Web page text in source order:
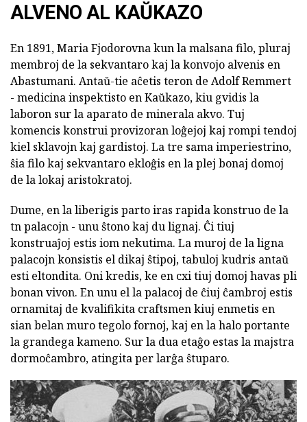
ALVENO AL KAŬKAZO
En 1891, Maria Fjodorovna kun la malsana filo, pluraj
membroj de la sekvantaro kaj la konvojo alvenis en
Abastumani. Antaŭ-tie aĉetis teron de Adolf Remmert
- medicina inspektisto en Kaŭkazo, kiu gvidis la
laboron sur la aparato de minerala akvo. Tuj
komencis konstrui provizoran loĝejoj kaj rompi tendoj
kiel sklavojn kaj gardistoj. La tre sama imperiestrino,
ŝia filo kaj sekvantaro ekloĝis en la plej bonaj domoj
de la lokaj aristokratoj.
Dume, en la liberigis parto iras rapida konstruo de la
tn palacojn - unu ŝtono kaj du lignaj. Ĉi tiuj
konstruaĵoj estis iom nekutima. La muroj de la ligna
palacojn konsistis el dikaj ŝtipoj, tabuloj kudris antaŭ
esti eltondita. Oni kredis, ke en cxi tiuj domoj havas pli
bonan vivon. En unu el la palacoj de ĉiuj ĉambroj estis
ornamitaj de kvalifikita craftsmen kiuj enmetis en
sian belan muro tegolo fornoj, kaj en la halo portante
la grandega kameno. Sur la dua etaĝo estas la majstra
dormoĉambro, atingita per larĝa ŝtuparo.